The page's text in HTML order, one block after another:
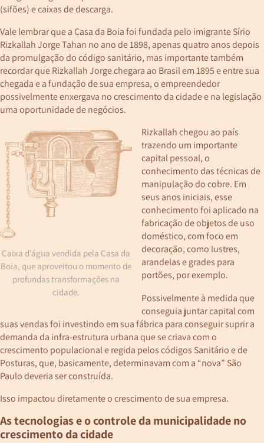
(sifões) e caixas de descarga.
Vale lembrar que a Casa da Boia foi fundada pelo imigrante Sírio
Rizkallah Jorge Tahan no ano de 1898, apenas quatro anos depois
da promulgação do código sanitário, mas importante também
recordar que Rizkallah Jorge chegara ao Brasil em 1895 e entre sua
chegada e a fundação de sua empresa, o empreendedor
possivelmente enxergava no crescimento da cidade e na legislação
uma oportunidade de negócios.
Caixa d’água vendida pela Casa da
Boia, que aproveitou o momento de
profundas transformações na
cidade.
Rizkallah chegou ao país
trazendo um importante
capital pessoal, o
conhecimento das técnicas de
manipulação do cobre. Em
seus anos iniciais, esse
conhecimento foi aplicado na
fabricação de objetos de uso
doméstico, com foco em
decoração, como lustres,
arandelas e grades para
portões, por exemplo.
Possivelmente à medida que
conseguia juntar capital com
suas vendas foi investindo em sua fábrica para conseguir suprir a
demanda da infra-estrutura urbana que se criava com o
crescimento populacional e regida pelos códigos Sanitário e de
Posturas, que, basicamente, determinavam com a “nova” São
Paulo deveria ser construída.
Isso impactou diretamente o crescimento de sua empresa.
As tecnologias e o controle da municipalidade no
crescimento da cidade